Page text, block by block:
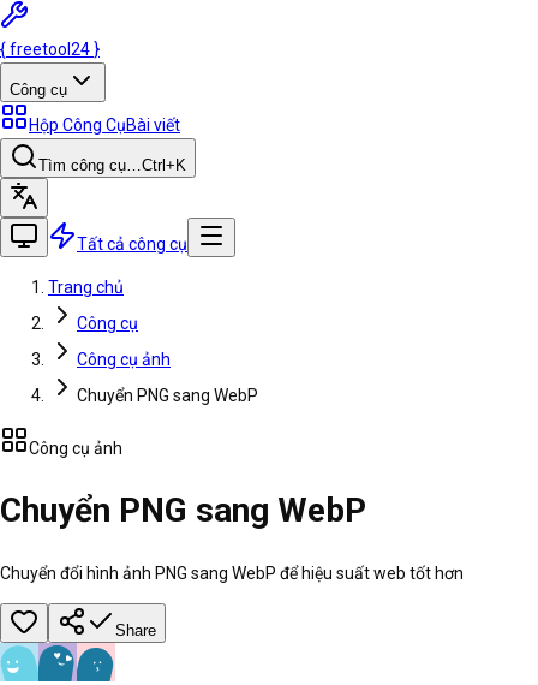
{freetool 24 }
Công cụ
Hộp Công CụBài viết
Tìm công cụ…Ctrl +K
Tất cả công cụ
Trang chủ
Công cụ
Công cụ ảnh
Chuyển PNG sang WebP
Công cụ ảnh
Chuyển PNG sang WebP
Chuyển đổi hình ảnh PNG sang WebP để hiệu suất web tốt hơn
Share